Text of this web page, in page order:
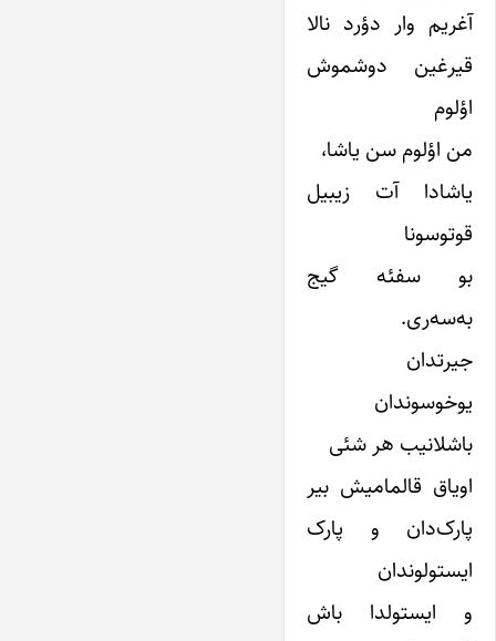
آغریم وار دؤرد نالا
قیرغین دوشموش
اؤلوم
من اؤلوم سن یاشا،
یاشادا آت زیبیل
قوتوسونا
بو سفئه گیج
به‌سه‌ری.
جیرتدان
یوخوسوندان
باشلانیب هر شئی
اویاق قالمامیش بیر
پارک‌دان و پارک
ایستولوندان
و ایستولدا باش